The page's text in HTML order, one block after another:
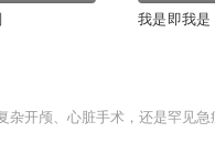
我是即我是